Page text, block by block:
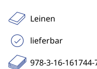
Leinen
lieferbar
978-3-16-161744-